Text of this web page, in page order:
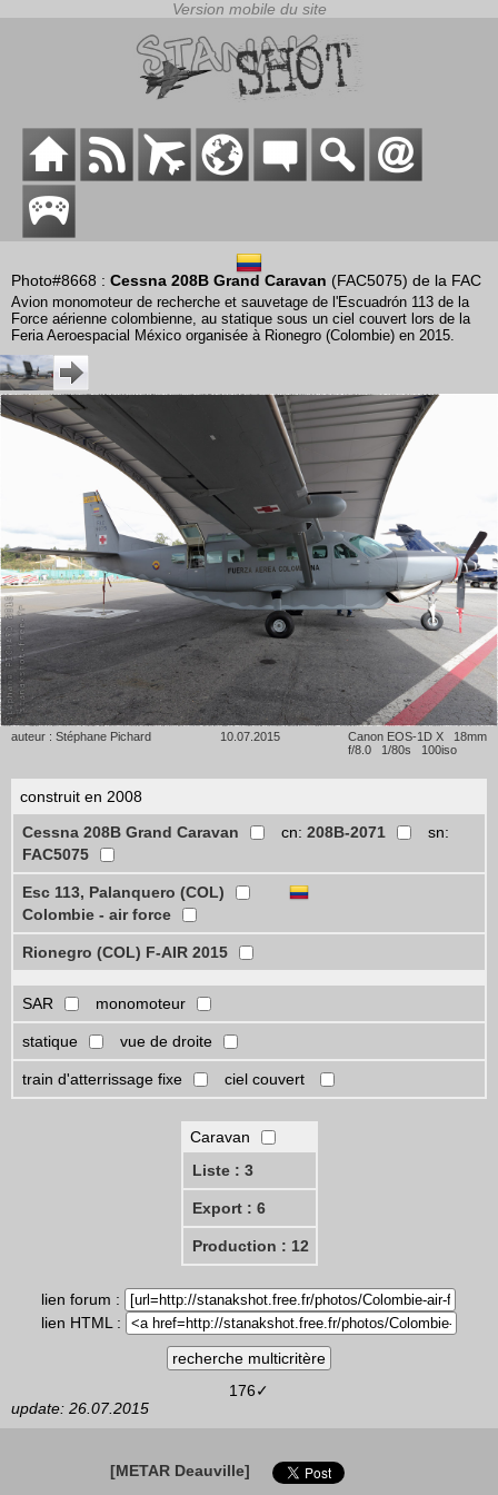
Photo#8668 : Cessna 208B Grand Caravan (FAC5075) de la FAC
Avion monomoteur de recherche et sauvetage de l'Escuadrón 113 de la
Force aérienne colombienne, au statique sous un ciel couvert lors de la
Feria Aeroespacial México organisée à Rionegro (Colombie) en 2015.
auteur : Stéphane Pichard 10.07.2015
Canon EOS-1D X 18mm
f/8.0 1/80s 100iso
construit en 2008
Cessna 208B Grand Caravan
cn: 208B-2071
sn:
FAC5075
Esc 113, Palanquero (COL)
Colombie - air force
Rionegro (COL) F-AIR 2015
SAR monomoteur
statique vue de droite
train d'atterrissage fixe ciel couvert
Caravan
Liste : 3
Export : 6
Production : 12
lien forum :
lien HTML :
176✓
update: 26.07.2015
[METAR Deauville]